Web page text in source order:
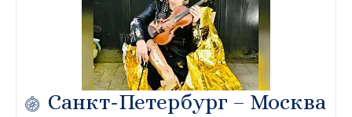
Санкт-Петербург – Москва